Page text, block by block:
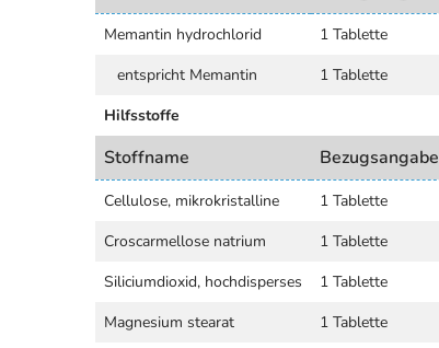
Memantin hydrochlorid 1 Tablette
entspricht Memantin
1 Tablette
Hilfsstoffe
Stoffname Bezugsangabe
Cellulose, mikrokristalline 1 Tablette
Croscarmellose natrium
1 Tablette
Siliciumdioxid, hochdisperses
1 Tablette
Magnesium stearat
1 Tablette